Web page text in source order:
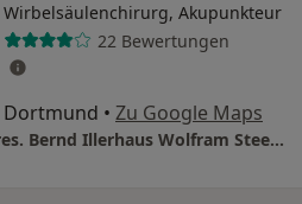
Wirbelsäulenchirurg, Akupunkteur
22 Bewertungen
Dortmund • Zu Google Maps
ONZ Dortmund Dres. Bernd Illerhaus Wolfram Steens Thomas Bierstedt u.w.